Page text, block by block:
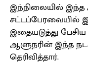
இந்நிலையில்
சட்டப்பேரவையில்
இதையடுத்து
ஆளுநரின் இந்த
தெரிவித்தார்.